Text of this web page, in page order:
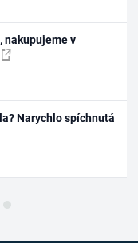
nakupujeme v
Narychlo spíchnutá